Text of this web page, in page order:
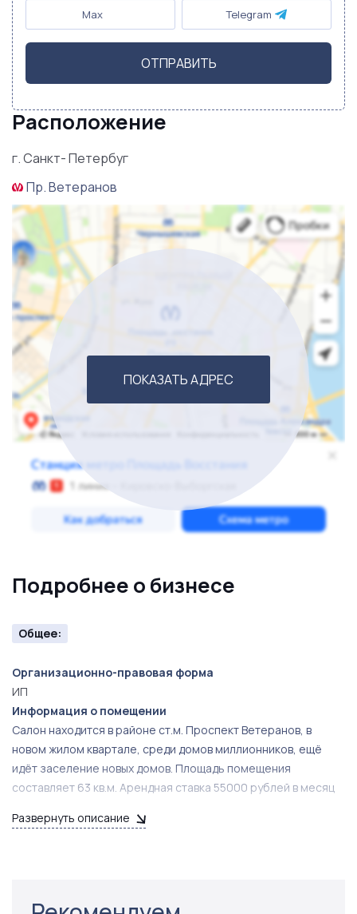
Max Telegram
ОТПРАВИТЬ
Расположение
г. Санкт- Петербуг
Пр. Ветеранов
ПОКАЗАТЬ АДРЕС
Подробнее о бизнесе
Общее:
Организационно-правовая форма
ИП
Информация о помещении
Салон находится в районе ст.м. Проспект Ветеранов, в
новом жилом квартале, среди домов миллионников, ещё
идёт заселение новых домов. Площадь помещения
составляет 63 кв.м. Арендная ставка 55000 рублей в месяц
пролонгации. Помещение разделено на зоны:
Развернуть описание